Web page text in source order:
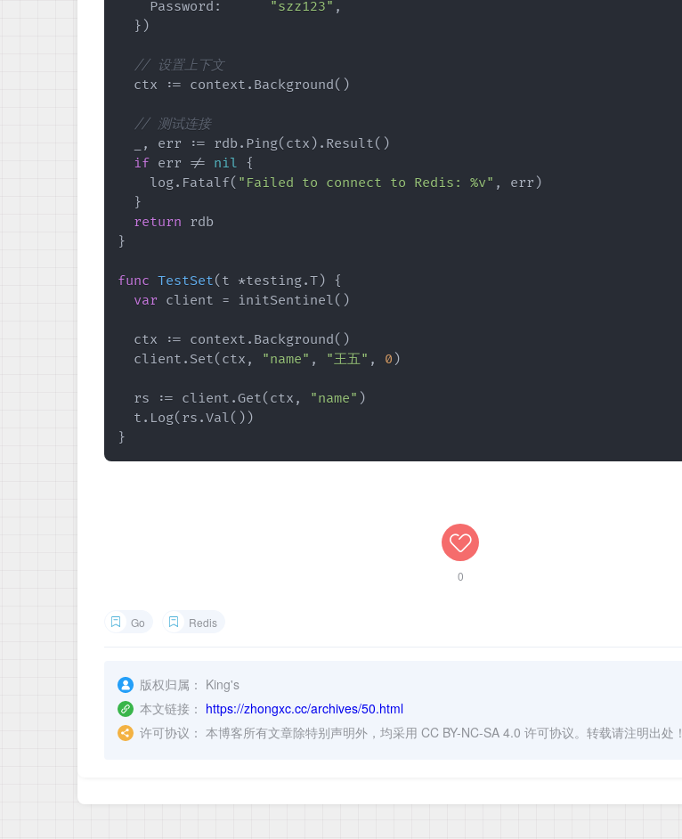
		Password:
"szz123" ,
// 设置上下文
// 测试连接
if err != nil {
		log.Fatalf(
"Failed to connect to Redis: %v" , err)
return rdb
}
func TestSet(t *testing.T) {
var client = initSentinel()
	client.Set(ctx,
"name" , "王五" , 0 )
	rs := client.Get(ctx,
"name" )
}
0
Go Redis
版权归属： King's
本文链接： https://zhongxc.cc/archives/50.html
许可协议： 本博客所有文章除特别声明外，均采用 CC BY-NC-SA 4.0 许可协议。转载请注明出处！